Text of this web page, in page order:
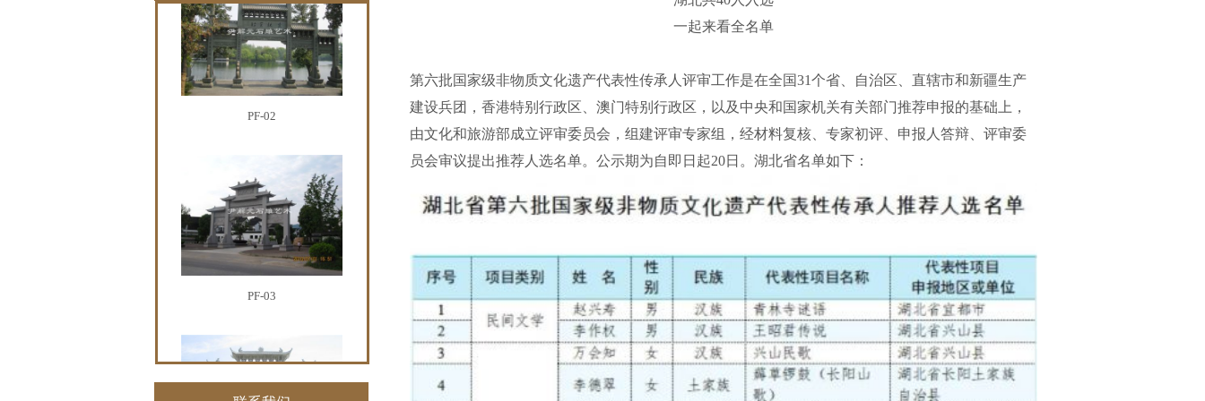
PF-02
PF-03
一起来看全名单
第六批国家级非物质文化遗产代表性传承人评审工作是在全国31个省、自治区、直辖市和新疆生产
建设兵团，香港特别行政区、澳门特别行政区，以及中央和国家机关有关部门推荐申报的基础上，
由文化和旅游部成立评审委员会，组建评审专家组，经材料复核、专家初评、申报人答辩、评审委
员会审议提出推荐人选名单。公示期为自即日起20日。湖北省名单如下：